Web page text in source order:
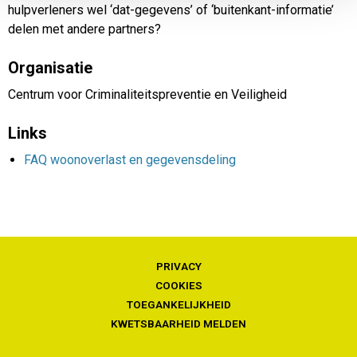
hulpverleners wel ‘dat-gegevens’ of ‘buitenkant-informatie’
delen met andere partners?
Organisatie
Centrum voor Criminaliteitspreventie en Veiligheid
Links
FAQ woonoverlast en gegevensdeling
PRIVACY
COOKIES
TOEGANKELIJKHEID
KWETSBAARHEID MELDEN